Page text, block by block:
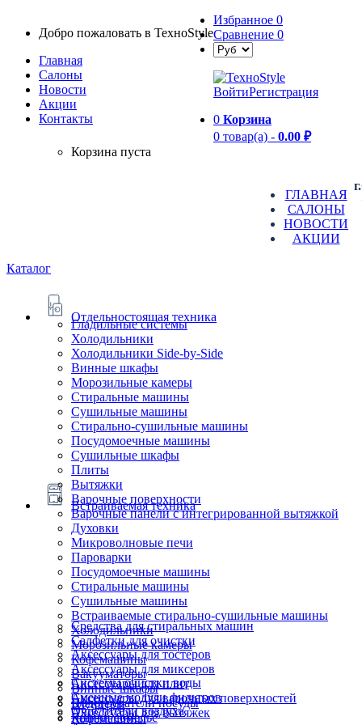
Добро пожаловать в TexноStyle
Главная
Салоны
Новости
Aкции
Контакты
Избранное 0
Сравнение 0
ВойтиРегистрация
0 Корзина
0 товар(а) - 0.00 ₽
Корзина пуста
ГЛАВНАЯ
САЛОНЫ
НОВОСТИ
АКЦИИ
Каталог
Отдельностоящая техника
Гладильные системы
Холодильники
Холодильники Side-by-Side
Винные шкафы
Морозильные камеры
Стиральные машины
Сушильные машины
Стирально-сушильные машины
Посудомоечные машины
Сушильные шкафы
Плиты
Встраиваемая техника
Вытяжки
Варочные поверхности
Варочные панели с интегрированной вытяжкой
Духовки
Микроволновые печи
Пароварки
Посудомоечные машины
Стиральные машины
Сушильные машины
Встраиваемые стирально-сушильные машины
Холодильники
Морозильные камеры
Кофемашины
Вакууматоры
Винные шкафы
Подогреватели посуды
Ящики сомелье
Блендеры
Кофемашины
Очистители воздуха
Системы очистки воды
Сменные модули фильтров
Аксессуары для тостеров
Аксессуары для миксеров
Аксессуары для плит
Аксессуары для варочных поверхностей
Аксессуары для вытяжек
Средства для стиральных машин
Салфетки для очистки